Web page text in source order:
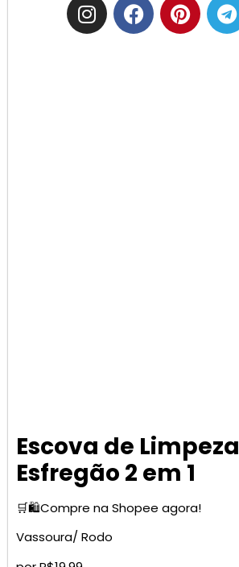
Escova de Limpeza
Esfregão 2 em 1
🛒🛍️Compre na Shopee agora!
Vassoura/ Rodo